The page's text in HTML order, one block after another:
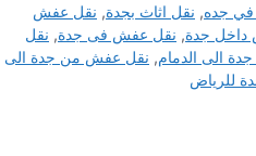
جده, نقل اثاث بجدة, نقل عفش
جدة, نقل عفش فى جدة, نقل
الى الدمام, نقل عفش من جدة الى
للرياض